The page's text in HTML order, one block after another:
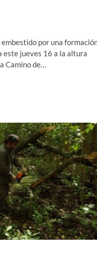
por una
este jueves 16 a la altura
Camino de…